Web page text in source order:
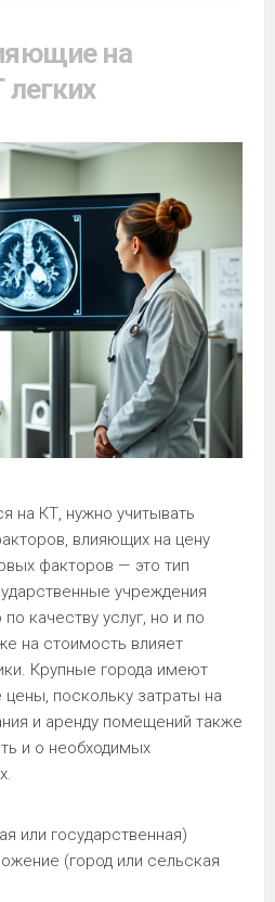
на
на КТ, нужно учитывать
влияющих на цену
факторов — это тип
учреждения
качеству услуг, но и по
на стоимость влияет
Крупные города имеют
поскольку затраты на
и аренду помещений также
и о необходимых
или государственная)
(город или сельская